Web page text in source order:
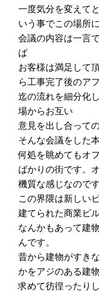
一度気分を変えてと
いう事でこの場所
会議の内容は一言
ば
お客様は満足して
ら工事完了後のア
迄の流れを細分化
場からお互い
意見を出し合って
そんな会議をした
何処を眺めてもオ
ばかりの街です。
機質な感じなのです
この界隈は新しい
建てられた商業ビ
なんかもあって建
んです。
昔から建物がすき
かをアジのある建
求めて彷徨ったり